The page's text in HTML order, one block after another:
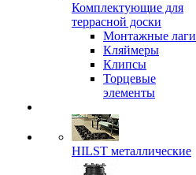
Комплектующие для
террасной доски
Монтажные лаги
Кляймеры
Клипсы
Торцевые
элементы
HILST металлические